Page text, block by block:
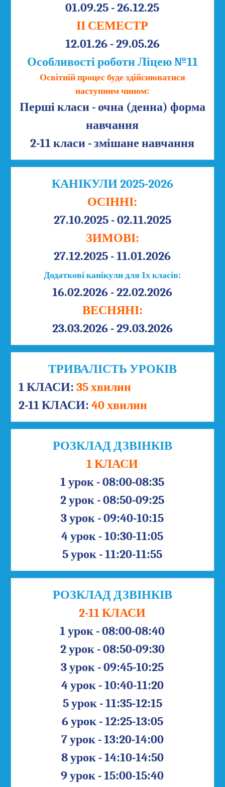
01.09.25 - 26.12.25
ІІ СЕМЕСТР
12.01.26 - 29.05.26
Особливості роботи Ліцею №11
Освітній процес буде здійснюватися
наступним чином:
Перші класи - очна (денна) форма
навчання
2-11 класи - змішане навчання
КАНІКУЛИ 2025-2026
ОСІННІ:
27.10.2025 - 02.11.2025
ЗИМОВІ:
27.12.2025 - 11.01.2026
Додаткові канікули для 1х класів:
16.02.2026 - 22.02.2026
ВЕСНЯНІ:
23.03.2026 - 29.03.2026
ТРИВАЛІСТЬ УРОКІВ
1 КЛАСИ: 35 хвилин
2-11 КЛАСИ: 40 хвилин
РОЗКЛАД ДЗВІНКІВ
1 КЛАСИ
1 урок - 08:00-08:35
2 урок - 08:50-09:25
3 урок - 09:40-10:15
4 урок - 10:30-11:05
5 урок - 11:20-11:55
РОЗКЛАД ДЗВІНКІВ
2-11 КЛАСИ
1 урок - 08:00-08:40
2 урок - 08:50-09:30
3 урок - 09:45-10:25
4 урок - 10:40-11:20
5 урок - 11:35-12:15
6 урок - 12:25-13:05
7 урок - 13:20-14:00
8 урок - 14:10-14:50
9 урок - 15:00-15:40